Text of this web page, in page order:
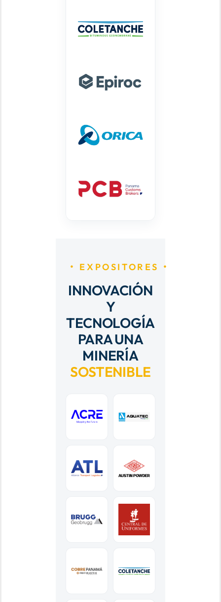
EXPOSITORES
INNOVACIÓN
Y
TECNOLOGÍA
PARA UNA
MINERÍA
SOSTENIBLE